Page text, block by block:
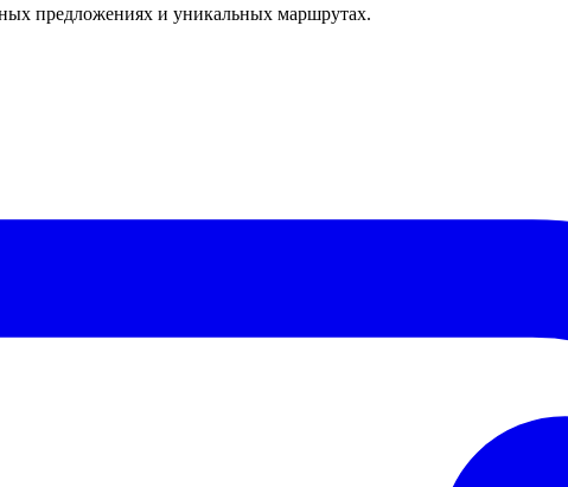
предложениях и уникальных маршрутах.